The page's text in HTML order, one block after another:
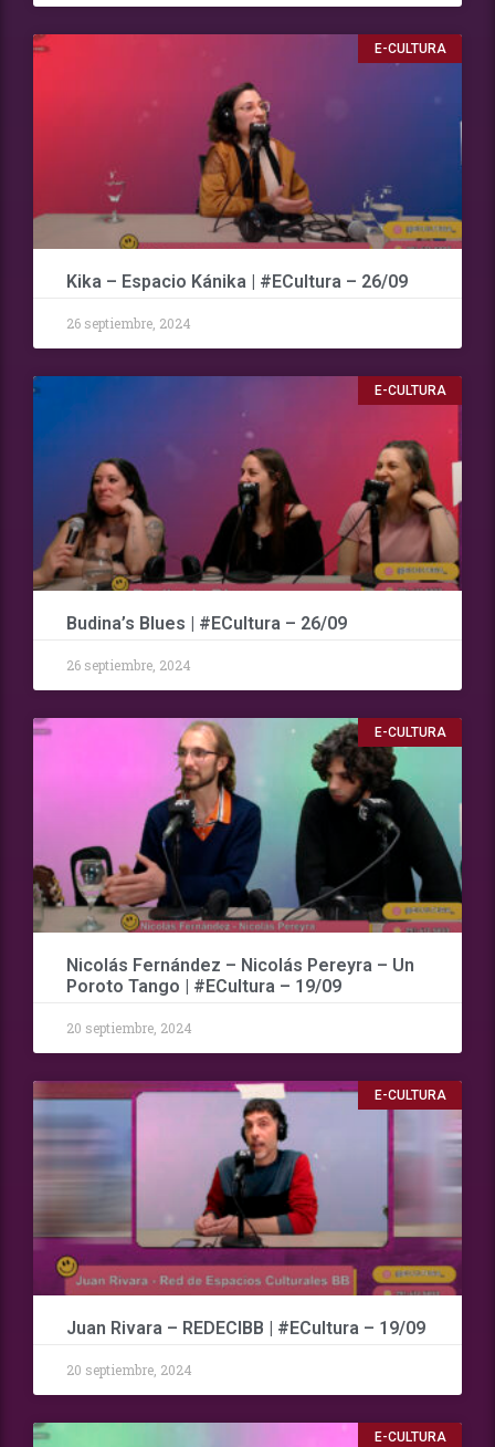
E-CULTURA
Kika – Espacio Kánika | #ECultura – 26/09
26 septiembre, 2024
E-CULTURA
Budina’s Blues | #ECultura – 26/09
26 septiembre, 2024
E-CULTURA
Nicolás Fernández – Nicolás Pereyra – Un
Poroto Tango | #ECultura – 19/09
20 septiembre, 2024
E-CULTURA
Juan Rivara – REDECIBB | #ECultura – 19/09
20 septiembre, 2024
E-CULTURA